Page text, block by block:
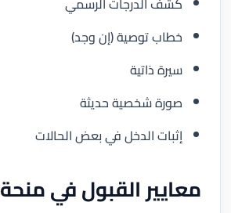
خطاب توصية (إن وجد)
سيرة ذاتية
صورة شخصية حديثة
إثبات الدخل في بعض الحالات
معايير القبول في منحة QNB